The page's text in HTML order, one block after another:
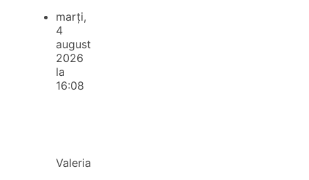
marți,
4
august
2026
la
16:08
Valeria